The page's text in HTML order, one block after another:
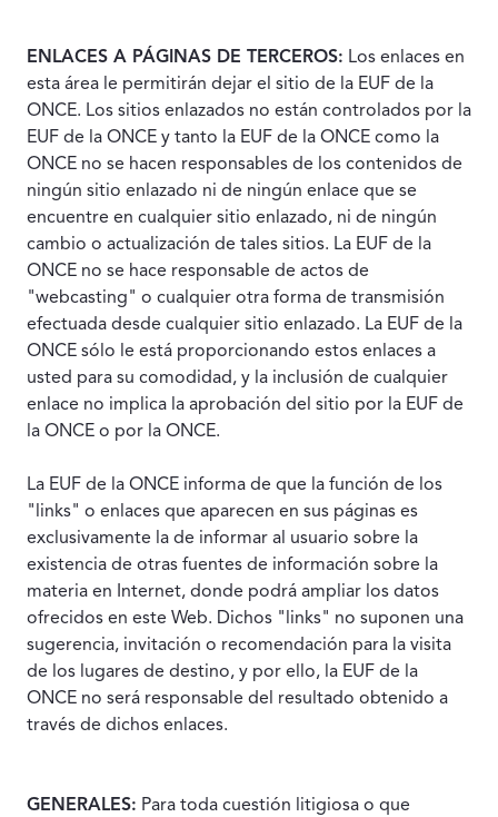
ENLACES A PÁGINAS DE TERCEROS: Los enlaces en
esta área le permitirán dejar el sitio de la EUF de la
ONCE. Los sitios enlazados no están controlados por la
EUF de la ONCE y tanto la EUF de la ONCE como la
ONCE no se hacen responsables de los contenidos de
ningún sitio enlazado ni de ningún enlace que se
encuentre en cualquier sitio enlazado, ni de ningún
cambio o actualización de tales sitios. La EUF de la
ONCE no se hace responsable de actos de
"webcasting" o cualquier otra forma de transmisión
efectuada desde cualquier sitio enlazado. La EUF de la
ONCE sólo le está proporcionando estos enlaces a
usted para su comodidad, y la inclusión de cualquier
enlace no implica la aprobación del sitio por la EUF de
la ONCE o por la ONCE.
La EUF de la ONCE informa de que la función de los
"links" o enlaces que aparecen en sus páginas es
exclusivamente la de informar al usuario sobre la
existencia de otras fuentes de información sobre la
materia en Internet, donde podrá ampliar los datos
ofrecidos en este Web. Dichos "links" no suponen una
sugerencia, invitación o recomendación para la visita
de los lugares de destino, y por ello, la EUF de la
ONCE no será responsable del resultado obtenido a
través de dichos enlaces.
GENERALES: Para toda cuestión litigiosa o que